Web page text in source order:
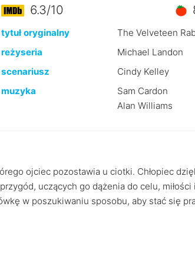
6.3/10
tytuł oryginalny
The Velveteen
reżyseria
Michael Landon
scenariusz
Cindy Kelley
muzyka
Sam Cardon
Alan Williams
ojciec pozostawia u ciotki. Chłopiec
uczących go dążenia do celu,
w poszukiwaniu sposobu, aby stać się